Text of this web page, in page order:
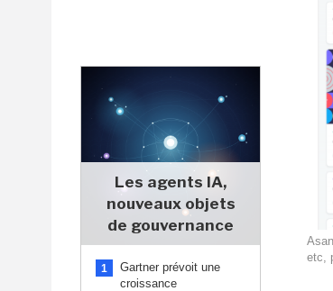
Les agents IA,
nouveaux objets
de gouvernance
1
Gartner prévoit une
croissance
etc,